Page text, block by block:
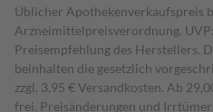
Üblicher Apothekenverkaufspreis
Arzneimittelpreisverordnung.
Preisempfehlung des Herstellers.
beinhalten die gesetzlich
zzgl. 3,95 € Versandkosten. Ab
frei. Preisänderungen und